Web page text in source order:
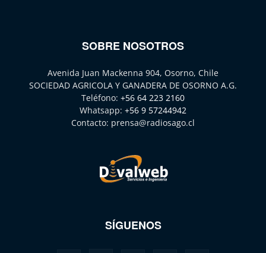
SOBRE NOSOTROS
Avenida Juan Mackenna 904, Osorno, Chile
SOCIEDAD AGRICOLA Y GANADERA DE OSORNO A.G.
Teléfono: +56 64 223 2160
Whatsapp: +56 9 57244942
Contacto: prensa@radiosago.cl
SÍGUENOS